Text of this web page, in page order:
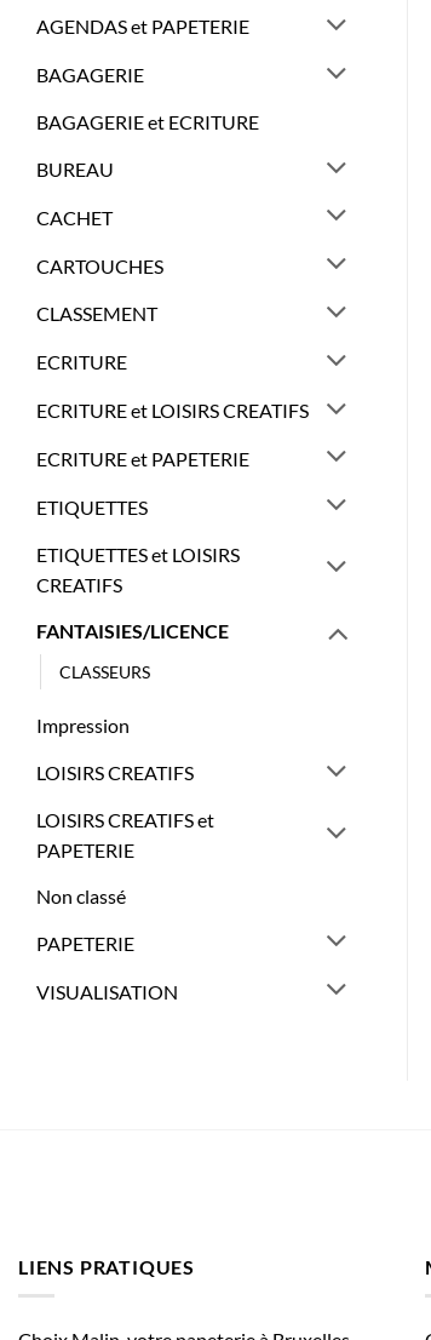
AGENDAS et PAPETERIE
BAGAGERIE
BAGAGERIE et ECRITURE
BUREAU
CACHET
CARTOUCHES
CLASSEMENT
ECRITURE
ECRITURE et LOISIRS CREATIFS
ECRITURE et PAPETERIE
ETIQUETTES
ETIQUETTES et LOISIRS
CREATIFS
FANTAISIES/LICENCE
CLASSEURS
Impression
LOISIRS CREATIFS
LOISIRS CREATIFS et
PAPETERIE
Non classé
PAPETERIE
VISUALISATION
20,32€
LIENS PRATIQUES